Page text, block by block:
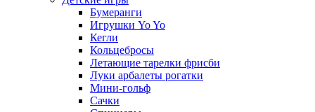
Бумеранги
Игрушки Yo Yo
Кегли
Кольцебросы
Летающие тарелки фрисби
Луки арбалеты рогатки
Мини-гольф
Сачки